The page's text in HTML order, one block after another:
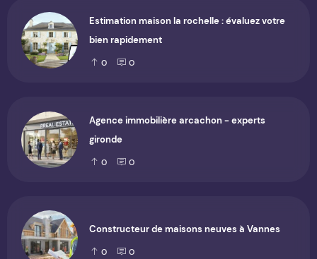
Estimation maison la rochelle : évaluez votre
bien rapidement
0 0
Agence immobilière arcachon - experts
gironde
0 0
Constructeur de maisons neuves à Vannes
0 0